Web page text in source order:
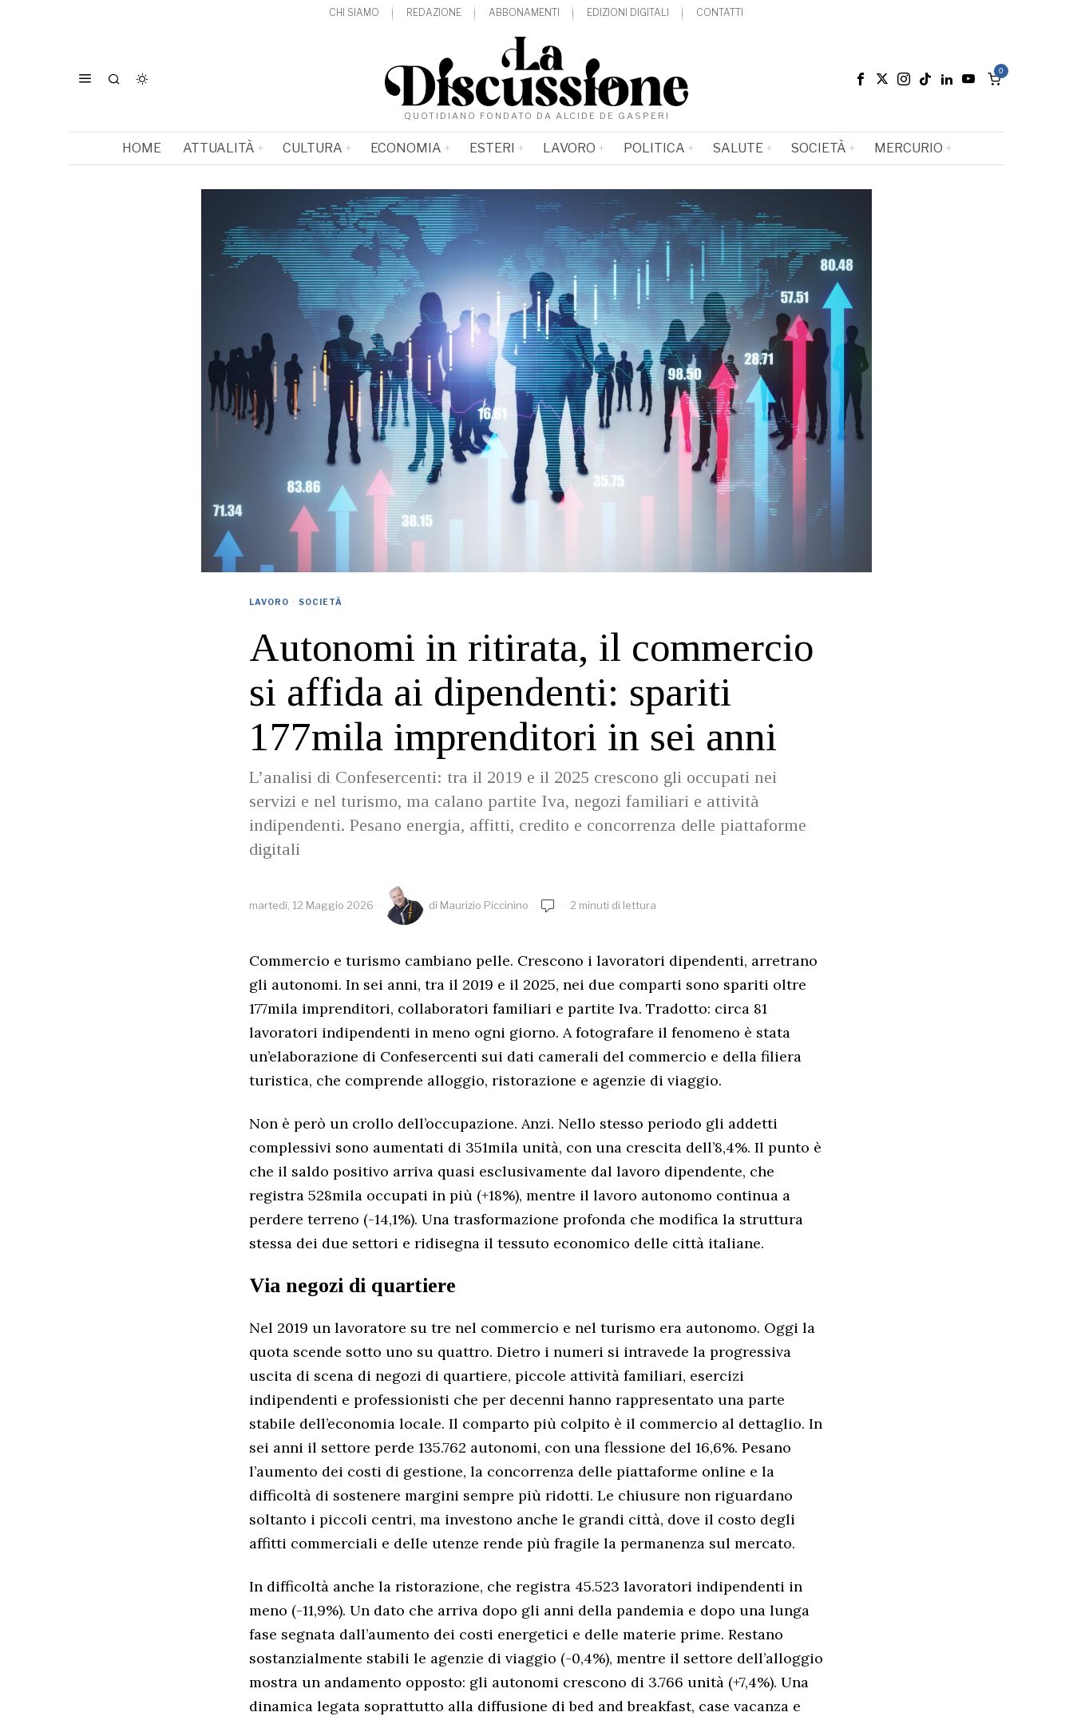
CHI SIAMO REDAZIONE ABBONAMENTI EDIZIONI DIGITALI CONTATTI
QUOTIDIANO FONDATO DA ALCIDE DE GASPERI
0
HOME ATTUALITÀ CULTURA ECONOMIA ESTERI LAVORO POLITICA SALUTE SOCIETÀ MERCURIO
LAVORO · SOCIETÀ
Autonomi in ritirata, il commercio
si affida ai dipendenti: spariti
177mila imprenditori in sei anni
L’analisi di Confesercenti: tra il 2019 e il 2025 crescono gli occupati nei
servizi e nel turismo, ma calano partite Iva, negozi familiari e attività
indipendenti. Pesano energia, affitti, credito e concorrenza delle piattaforme
digitali
martedì, 12 Maggio 2026 di Maurizio Piccinino 2 minuti di lettura
Commercio e turismo cambiano pelle. Crescono i lavoratori dipendenti, arretrano
gli autonomi. In sei anni, tra il 2019 e il 2025, nei due comparti sono spariti oltre
177mila imprenditori, collaboratori familiari e partite Iva. Tradotto: circa 81
lavoratori indipendenti in meno ogni giorno. A fotografare il fenomeno è stata
un’elaborazione di Confesercenti sui dati camerali del commercio e della filiera
turistica, che comprende alloggio, ristorazione e agenzie di viaggio.
Non è però un crollo dell’occupazione. Anzi. Nello stesso periodo gli addetti
complessivi sono aumentati di 351mila unità, con una crescita dell’8,4%. Il punto è
che il saldo positivo arriva quasi esclusivamente dal lavoro dipendente, che
registra 528mila occupati in più (+18%), mentre il lavoro autonomo continua a
perdere terreno (-14,1%). Una trasformazione profonda che modifica la struttura
stessa dei due settori e ridisegna il tessuto economico delle città italiane.
Via negozi di quartiere
Nel 2019 un lavoratore su tre nel commercio e nel turismo era autonomo. Oggi la
quota scende sotto uno su quattro. Dietro i numeri si intravede la progressiva
uscita di scena di negozi di quartiere, piccole attività familiari, esercizi
indipendenti e professionisti che per decenni hanno rappresentato una parte
stabile dell’economia locale. Il comparto più colpito è il commercio al dettaglio. In
sei anni il settore perde 135.762 autonomi, con una flessione del 16,6%. Pesano
l’aumento dei costi di gestione, la concorrenza delle piattaforme online e la
difficoltà di sostenere margini sempre più ridotti. Le chiusure non riguardano
soltanto i piccoli centri, ma investono anche le grandi città, dove il costo degli
affitti commerciali e delle utenze rende più fragile la permanenza sul mercato.
In difficoltà anche la ristorazione, che registra 45.523 lavoratori indipendenti in
meno (-11,9%). Un dato che arriva dopo gli anni della pandemia e dopo una lunga
fase segnata dall’aumento dei costi energetici e delle materie prime. Restano
sostanzialmente stabili le agenzie di viaggio (-0,4%), mentre il settore dell’alloggio
mostra un andamento opposto: gli autonomi crescono di 3.766 unità (+7,4%). Una
dinamica legata soprattutto alla diffusione di bed and breakfast, case vacanza e